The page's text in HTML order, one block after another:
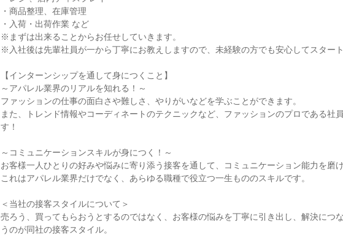
・商品整理、在庫管理
・入荷・出荷作業 など
※まずは出来ることからお任せしていきます。
※入社後は先輩社員が一から丁寧にお教えしますので、未経験の方でも安心してスタート
【インターンシップを通して身につくこと】
～アパレル業界のリアルを知れる！～
ファッションの仕事の面白さや難しさ、やりがいなどを学ぶことができます。
また、トレンド情報やコーディネートのテクニックなど、ファッションのプロである社
す！
～コミュニケーションスキルが身につく！～
お客様一人ひとりの好みや悩みに寄り添う接客を通して、コミュニケーション能力を磨け
これはアパレル業界だけでなく、あらゆる職種で役立つ一生もののスキルです。
＜当社の接客スタイルについて＞
売ろう、買ってもらおうとするのではなく、お客様の悩みを丁寧に引き出し、解決につ
うのが同社の接客スタイル。